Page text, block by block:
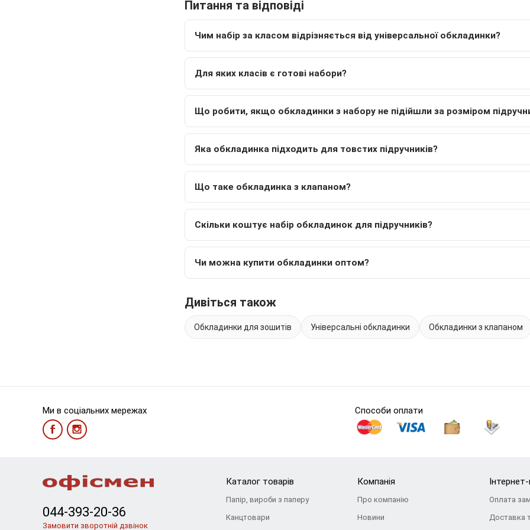
Питання та відповіді
Чим набір за класом відрізняється від універсальної обкладинки?
Для яких класів є готові набори?
Що робити, якщо обкладинки з набору не підійшли за розміром
Яка обкладинка підходить для товстих підручників?
Що таке обкладинка з клапаном?
Скільки коштує набір обкладинок для підручників?
Чи можна купити обкладинки оптом?
Дивіться також
Обкладинки для зошитів Універсальні обкладинки Обкладинки з клапаном
Ми в соціальних мережах Способи оплати
044-393-20-36
Замовити зворотній дзвінок
Каталог товарів
Папір, вироби з паперу
Канцтовари
Компанія
Про компанію
Новини
Оплата
Доставка